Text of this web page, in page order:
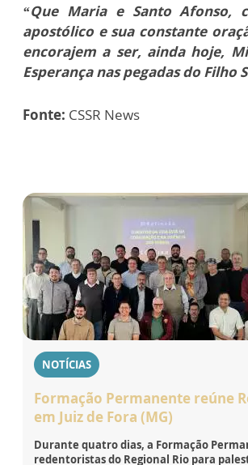
“Que Maria e Santo Afonso,
apostólico e sua constante
encorajem a ser, ainda hoje,
Esperança nas pegadas do Filho
Fonte: CSSR News
NOTÍCIAS
Formação Permanente reúne
em Juiz de Fora (MG)
Durante quatro dias, a Formação
redentoristas do Regional Rio para